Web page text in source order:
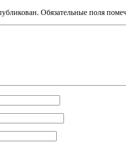
Обязательные поля